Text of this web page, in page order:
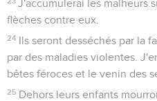
J'accumulerai les malheurs
flèches contre eux.
24 Ils seront desséchés par la
par des maladies violentes.
bêtes féroces et le venin des
25 Dehors leurs enfants